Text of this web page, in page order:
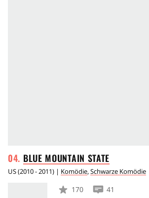
BLUE MOUNTAIN STATE
US(2010 - 2011) | Komödie,Schwarze Komödie
170
41